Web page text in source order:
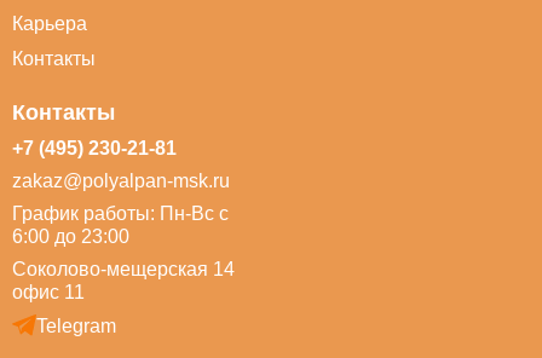
Карьера
Контакты
Контакты
+7 (495) 230-21-81
zakaz@polyalpan-msk.ru
График работы: Пн-Вс с
6:00 до 23:00
Соколово-мещерская 14
офис 11
Telegram